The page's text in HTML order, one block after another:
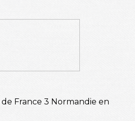
de France 3 Normandie en